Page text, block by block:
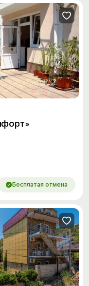
Бесплатая отмена